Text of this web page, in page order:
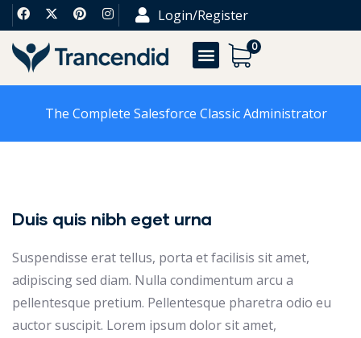
Login/Register
0
The Complete Salesforce Classic Administrator
Duis quis nibh eget urna
Suspendisse erat tellus, porta et facilisis sit amet,
adipiscing sed diam. Nulla condimentum arcu a
pellentesque pretium. Pellentesque pharetra odio eu
auctor suscipit. Lorem ipsum dolor sit amet,